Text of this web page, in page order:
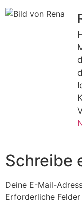
Schreibe
Deine E-Mail-
Erforderliche